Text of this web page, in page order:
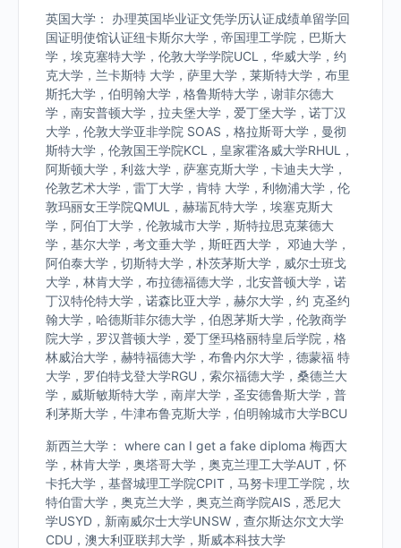
英国大学： 办理英国毕业证文凭学历认证成绩单留学回
国证明使馆认证纽卡斯尔大学，帝国理工学院，巴斯大
学，埃克塞特大学，伦敦大学学院UCL，华威大学，约
克大学，兰卡斯特 大学，萨里大学，莱斯特大学，布里
斯托大学，伯明翰大学，格鲁斯特大学，谢菲尔德大
学，南安普顿大学，拉夫堡大学，爱丁堡大学，诺丁汉
大学，伦敦大学亚非学院 SOAS，格拉斯哥大学，曼彻
斯特大学，伦敦国王学院KCL，皇家霍洛威大学RHUL，
阿斯顿大学，利兹大学，萨塞克斯大学，卡迪夫大学，
伦敦艺术大学，雷丁大学，肯特 大学，利物浦大学，伦
敦玛丽女王学院QMUL，赫瑞瓦特大学，埃塞克斯大
学，阿伯丁大学，伦敦城市大学，斯特拉思克莱德大
学，基尔大学，考文垂大学，斯旺西大学， 邓迪大学，
阿伯泰大学，切斯特大学，朴茨茅斯大学，威尔士班戈
大学，林肯大学，布拉德福德大学，北安普顿大学，诺
丁汉特伦特大学，诺森比亚大学，赫尔大学，约 克圣约
翰大学，哈德斯菲尔德大学，伯恩茅斯大学，伦敦商学
院大学，罗汉普顿大学，爱丁堡玛格丽特皇后学院，格
林威治大学，赫特福德大学，布鲁内尔大学，德蒙福 特
大学，罗伯特戈登大学RGU，索尔福德大学，桑德兰大
学，威斯敏斯特大学，南岸大学，圣安德鲁斯大学，普
利茅斯大学，牛津布鲁克斯大学，伯明翰城市大学BCU
新西兰大学： where can I get a fake diploma 梅西大
学，林肯大学，奥塔哥大学，奥克兰理工大学AUT，怀
卡托大学，基督城理工学院CPIT，马努卡理工学院，坎
特伯雷大学，奥克兰大学，奥克兰商学院AIS，悉尼大
学USYD，新南威尔士大学UNSW，查尔斯达尔文大学
CDU，澳大利亚联邦大学，斯威本科技大学